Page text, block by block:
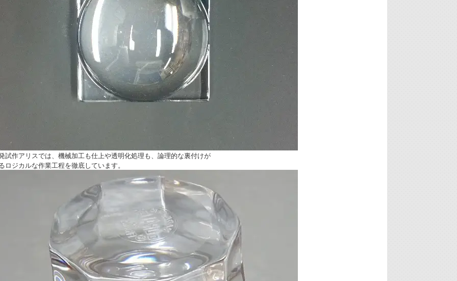
試作アリスでは、機械加工も仕上や透明化処理も、論理的な裏付けが
ロジカルな作業工程を徹底しています。